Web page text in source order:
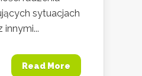
sytuacjach
innymi...
Read More